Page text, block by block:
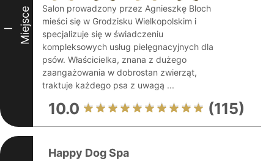
I Miejsce
Salon prowadzony przez Agnieszkę Bloch
mieści się w Grodzisku Wielkopolskim i
specjalizuje się w świadczeniu
kompleksowych usług pielęgnacyjnych dla
psów. Właścicielka, znana z dużego
zaangażowania w dobrostan zwierząt,
traktuje każdego psa z uwagą ...
10.0 (115)
Happy Dog Spa